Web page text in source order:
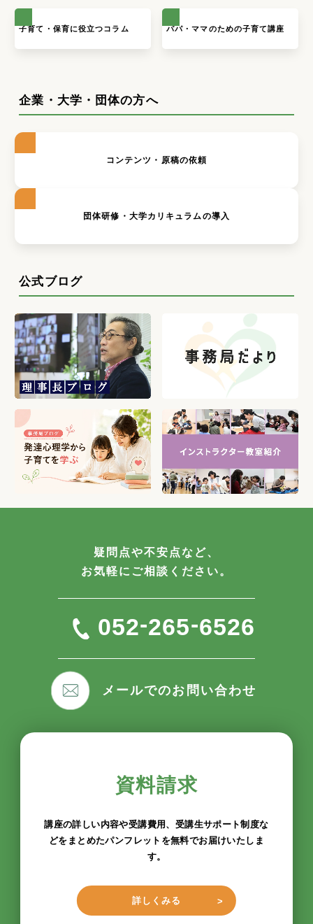
子育て・保育に役立つコラム パパ・ママのための子育て講座
企業・大学・団体の方へ
コンテンツ・原稿の依頼
団体研修・大学カリキュラムの導入
公式ブログ
疑問点や不安点など、
お気軽にご相談ください。
052-265-6526
メールでのお問い合わせ
資料請求
講座の詳しい内容や受講費用、受講生サポート制度な
どをまとめたパンフレットを無料でお届けいたしま
す。
詳しくみる